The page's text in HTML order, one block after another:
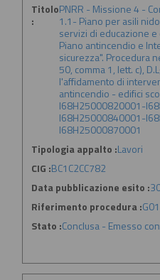
Titolo
:
PNRR - Missione 4 -
1.1- Piano per asili
servizi di educazione
Piano antincendio e
sicurezza". Procedura
50, comma 1, lett. c),
l'affidamento di
antincendio - edifici
I68H25000820001-
I68H25000840001-
I68H25000870001
Tipologia appalto :Lavori
CIG :BC1C2CC782
Data pubblicazione esito :
Riferimento procedura :
Stato :Conclusa - Emesso